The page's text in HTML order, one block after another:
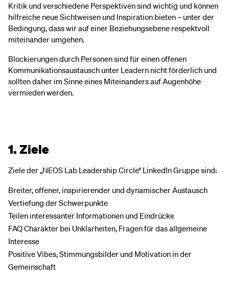
Kritik und verschiedene Perspektiven sind wichtig und können
hilfreiche neue Sichtweisen und Inspiration bieten – unter der
Bedingung, dass wir auf einer Beziehungsebene respektvoll
miteinander umgehen.
Blockierungen durch Personen sind für einen offenen
Kommunikationsaustausch unter Leadern nicht förderlich und
sollten daher im Sinne eines Miteinanders auf Augenhöhe
vermieden werden.
1. Ziele
Ziele der „NEOS Lab Leadership Circle“ LinkedIn Gruppe sind:
Breiter, offener, inspirierender und dynamischer Austausch
Vertiefung der Schwerpunkte
Teilen interessanter Informationen und Eindrücke
FAQ Charakter bei Unklarheiten, Fragen für das allgemeine
Interesse
Positive Vibes, Stimmungsbilder und Motivation in der
Gemeinschaft